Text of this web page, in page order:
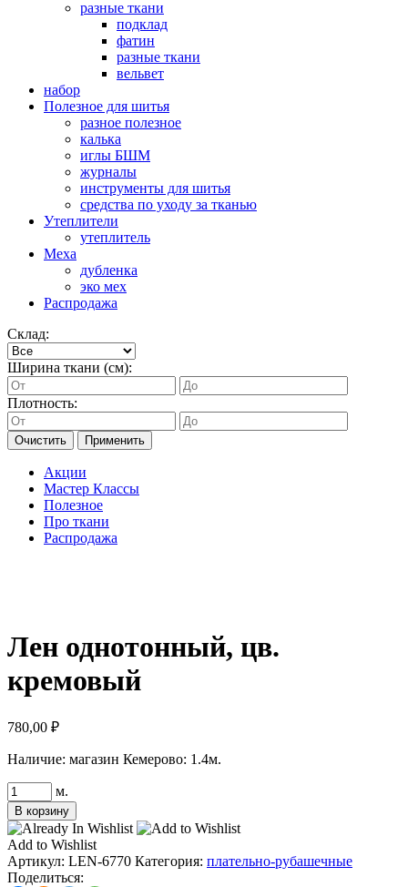
разные ткани
подклад
фатин
разные ткани
вельвет
набор
Полезное для шитья
разное полезное
калька
иглы БШМ
журналы
инструменты для шитья
средства по уходу за тканью
Утеплители
утеплитель
Меха
дубленка
эко мех
Распродажа
Склад:
Ширина ткани (см):
Плотность:
Очистить Применить
Акции
Мастер Классы
Полезное
Про ткани
Распродажа
Лен однотонный, цв.
кремовый
780,00 ₽
Наличие: магазин Кемерово: 1.4м.
Количество
товара
Лен
однотонный,
цв.
кремовый
м.
В корзину
Add to Wishlist
Артикул: LEN-6770 Категория: плательно-рубашечные
Поделиться: